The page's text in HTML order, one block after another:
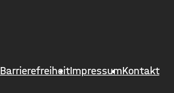
BarrierefreiheitImpressumKontakt